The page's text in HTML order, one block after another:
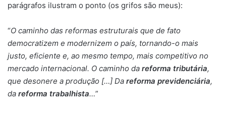
parágrafos ilustram o ponto (os grifos são meus):
“O caminho das reformas estruturais que de fato
democratizem e modernizem o país, tornando-o mais
justo, eficiente e, ao mesmo tempo, mais competitivo no
mercado internacional. O caminho da reforma tributária,
que desonere a produção […] Da reforma previdenciária,
da reforma trabalhista…”